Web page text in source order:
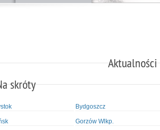
Aktualności
skróty
Bydgoszcz
Gorzów Wlkp.